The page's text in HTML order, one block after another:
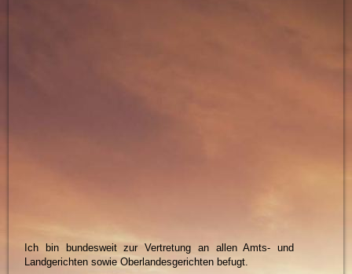
Ich bin bundesweit zur Vertretung an allen Amts- und
Landgerichten sowie Oberlandesgerichten befugt.